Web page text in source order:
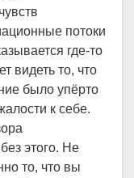
потоки
где-то
видеть то, что
было упёрто
к себе.
этого. Не
то, что вы